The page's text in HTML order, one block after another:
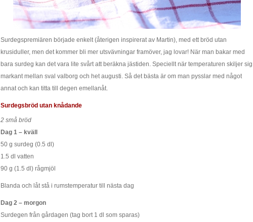
Surdegspremiären började enkelt (återigen inspirerat av Martin), med ett bröd utan
krusiduller, men det kommer bli mer utsvävningar framöver, jag lovar! När man bakar med
bara surdeg kan det vara lite svårt att beräkna jästiden. Speciellt när temperaturen skiljer sig
markant mellan sval valborg och het augusti. Så det bästa är om man pysslar med något
annat och kan titta till degen emellanåt.
Surdegsbröd utan knådande
2 små bröd
Dag 1 – kväll
50 g surdeg (0.5 dl)
1.5 dl vatten
90 g (1.5 dl) rågmjöl
Blanda och låt stå i rumstemperatur till nästa dag
Dag 2 – morgon
Surdegen från gårdagen (tag bort 1 dl som sparas)